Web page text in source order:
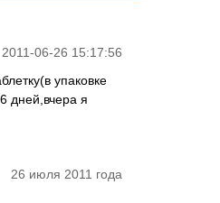
2011-06-26 15:17:56
упаковке
дней,вчера я
26 июля 2011 года